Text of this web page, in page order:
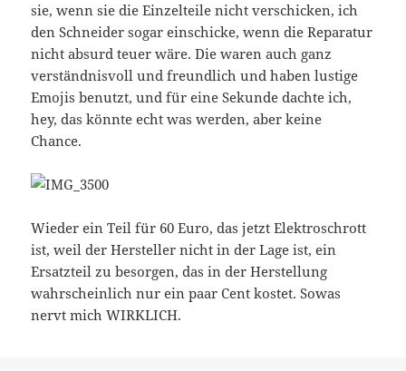
sie, wenn sie die Einzelteile nicht verschicken, ich
den Schneider sogar einschicke, wenn die Reparatur
nicht absurd teuer wäre. Die waren auch ganz
verständnisvoll und freundlich und haben lustige
Emojis benutzt, und für eine Sekunde dachte ich,
hey, das könnte echt was werden, aber keine
Chance.
Wieder ein Teil für 60 Euro, das jetzt Elektroschrott
ist, weil der Hersteller nicht in der Lage ist, ein
Ersatzteil zu besorgen, das in der Herstellung
wahrscheinlich nur ein paar Cent kostet. Sowas
nervt mich WIRKLICH.